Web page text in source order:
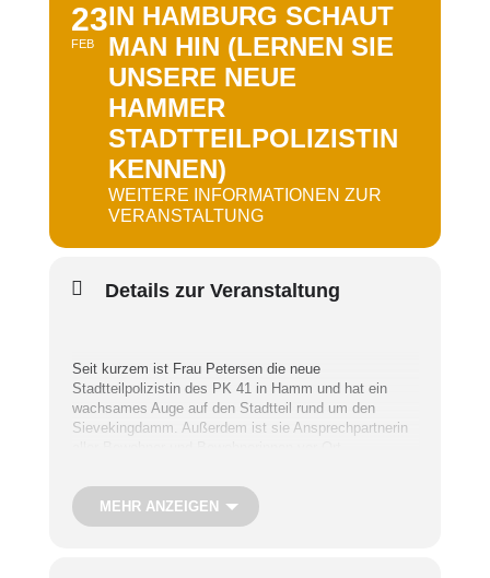
23
FEB
IN HAMBURG SCHAUT
MAN HIN (LERNEN SIE
UNSERE NEUE
HAMMER
STADTTEILPOLIZISTIN
KENNEN)
WEITERE INFORMATIONEN ZUR
VERANSTALTUNG
Details zur Veranstaltung
Seit kurzem ist Frau Petersen die neue
Stadtteilpolizistin des PK 41 in Hamm und hat ein
wachsames Auge auf den Stadtteil rund um den
Sievekingdamm. Außerdem ist sie Ansprechpartnerin
Am 23. Februar kommt sie zu uns in den SieNa und
stellt sich vor.
MEHR ANZEIGEN